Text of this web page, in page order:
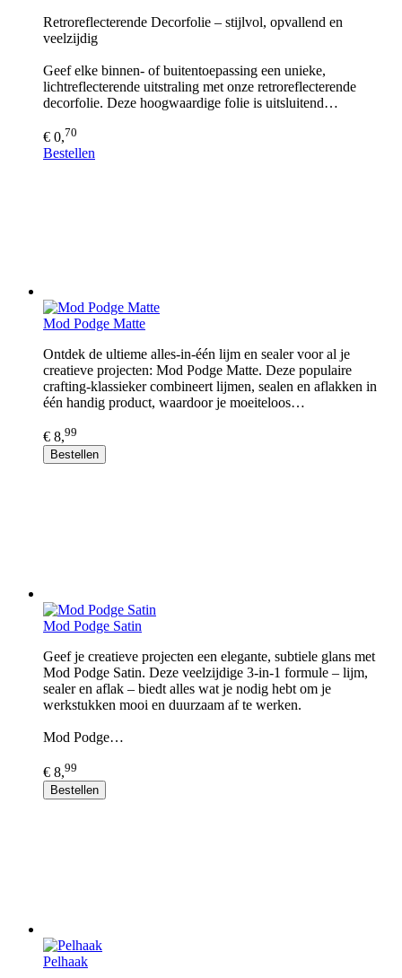
Retroreflecterende Decorfolie – stijlvol, opvallend en
veelzijdig
Geef elke binnen- of buitentoepassing een unieke,
lichtreflecterende uitstraling met onze retroreflecterende
decorfolie. Deze hoogwaardige folie is uitsluitend…
€ 0,70
Bestellen
Mod Podge Matte
Ontdek de ultieme alles-in-één lijm en sealer voor al je
creatieve projecten: Mod Podge Matte. Deze populaire
crafting-klassieker combineert lijmen, sealen en aflakken in
één handig product, waardoor je moeiteloos…
€ 8,99
Bestellen
Mod Podge Satin
Geef je creatieve projecten een elegante, subtiele glans met
Mod Podge Satin. Deze veelzijdige 3-in-1 formule – lijm,
sealer en aflak – biedt alles wat je nodig hebt om je
werkstukken mooi en duurzaam af te werken.
Mod Podge…
€ 8,99
Bestellen
Pelhaak